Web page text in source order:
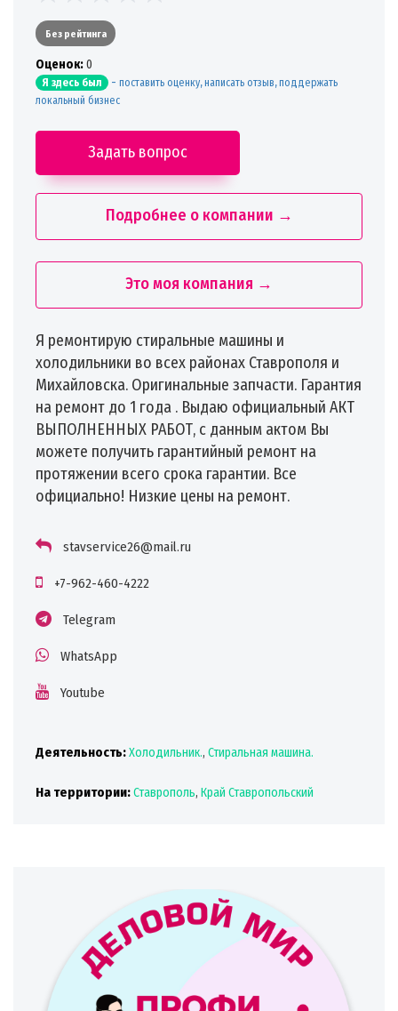
Без рейтинга
Oценок:0
Я здесь был - поставить оценку, написать отзыв, поддержать
локальный бизнес
Задать вопрос
Подробнее о компании →
Это моя компания →
Я ремонтирую стиральные машины и
холодильники во всех районах Ставрополя и
Михайловска. Оригинальные запчасти. Гарантия
на ремонт до 1 года . Выдаю официальный АКТ
ВЫПОЛНЕННЫХ РАБОТ, с данным актом Вы
можете получить гарантийный ремонт на
протяжении всего срока гарантии. Все
официально! Низкие цены на ремонт.
stavservice26@mail.ru
+7-962-460-4222
Telegram
WhatsApp
Youtube
Деятельность:Холодильник., Стиральная машина.
На территории:Ставрополь, Край Ставропольский